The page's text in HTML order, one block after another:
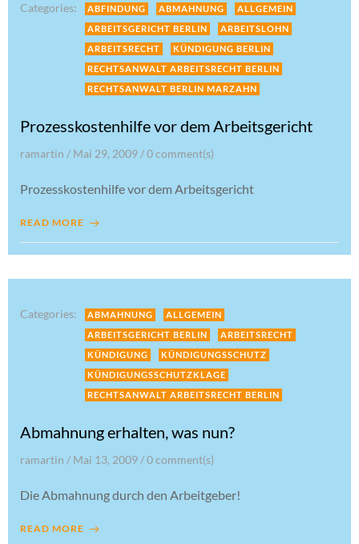
Categories: ABFINDUNG ABMAHNUNG
ALLGEMEIN
ARBEITSGERICHT BERLIN
ARBEITSLOHN
ARBEITSRECHT
KÜNDIGUNG BERLIN
RECHTSANWALT ARBEITSRECHT BERLIN
RECHTSANWALT BERLIN MARZAHN
Prozesskostenhilfe vor dem Arbeitsgericht
ramartin / Mai 29, 2009 /0comment(s)
Prozesskostenhilfe vor dem Arbeitsgericht
READ MORE
Categories: ABMAHNUNG
ALLGEMEIN
ARBEITSGERICHT BERLIN
ARBEITSRECHT
KÜNDIGUNG
KÜNDIGUNGSSCHUTZ
KÜNDIGUNGSSCHUTZKLAGE
RECHTSANWALT ARBEITSRECHT BERLIN
Abmahnung erhalten, was nun?
ramartin / Mai 13, 2009 /0comment(s)
Die Abmahnung durch den Arbeitgeber!
READ MORE